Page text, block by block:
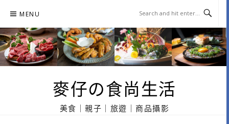
content
MENU
麥仔の食尚生活
美食｜親子｜旅遊｜商品攝影